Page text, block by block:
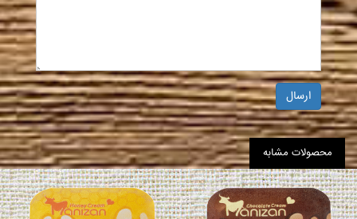
ارسال
محصولات مشابه